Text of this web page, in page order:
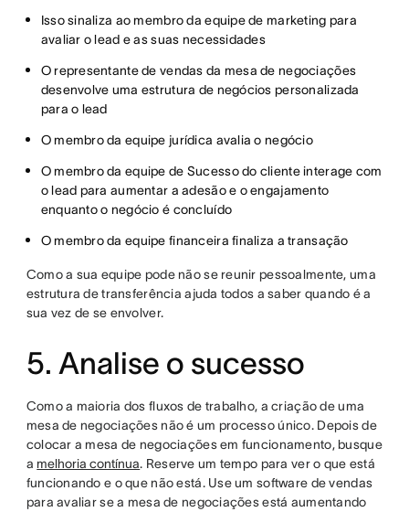
Isso sinaliza ao membro da equipe de marketing para
avaliar o lead e as suas necessidades
O representante de vendas da mesa de negociações
desenvolve uma estrutura de negócios personalizada
para o lead
O membro da equipe jurídica avalia o negócio
O membro da equipe de Sucesso do cliente interage com
o lead para aumentar a adesão e o engajamento
enquanto o negócio é concluído
O membro da equipe financeira finaliza a transação
Como a sua equipe pode não se reunir pessoalmente, uma
estrutura de transferência ajuda todos a saber quando é a
sua vez de se envolver.
5. Analise o sucesso
Como a maioria dos fluxos de trabalho, a criação de uma
mesa de negociações não é um processo único. Depois de
colocar a mesa de negociações em funcionamento, busque
a melhoria contínua. Reserve um tempo para ver o que está
funcionando e o que não está. Use um software de vendas
para avaliar se a mesa de negociações está aumentando